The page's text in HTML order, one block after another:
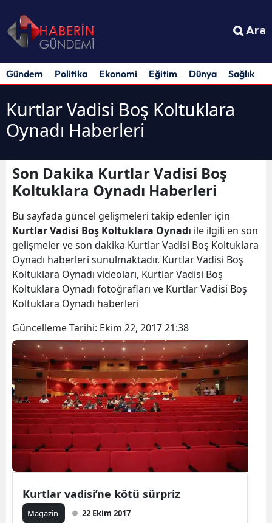
Ara
Gündem Politika Ekonomi Eğitim Dünya Sağlık
Kurtlar Vadisi Boş Koltuklara
Oynadı Haberleri
Son Dakika Kurtlar Vadisi Boş
Koltuklara Oynadı Haberleri
Bu sayfada güncel gelişmeleri takip edenler için
Kurtlar Vadisi Boş Koltuklara Oynadı ile ilgili en son
gelişmeler ve son dakika Kurtlar Vadisi Boş Koltuklara
Oynadı haberleri sunulmaktadır. Kurtlar Vadisi Boş
Koltuklara Oynadı videoları, Kurtlar Vadisi Boş
Koltuklara Oynadı fotoğrafları ve Kurtlar Vadisi Boş
Koltuklara Oynadı haberleri
Güncelleme Tarihi: Ekim 22, 2017 21:38
Kurtlar vadisi’ne kötü sürpriz
Magazin 22 Ekim 2017